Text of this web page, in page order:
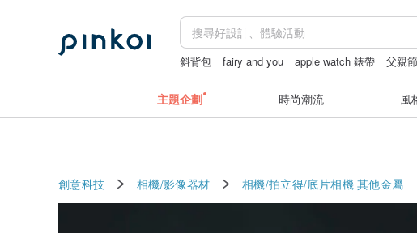
斜背包 fairy and you apple watch 錶帶 父親節
主題企劃 時尚潮流 風
創意科技 相機/影像器材 相機/拍立得/底片相機 其他金屬